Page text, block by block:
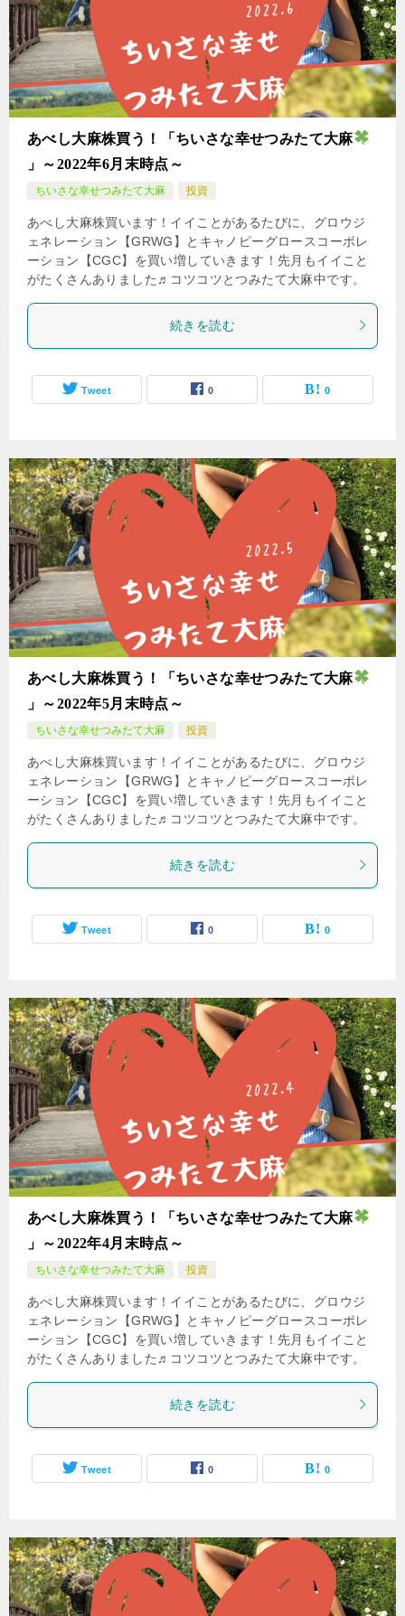
あべし大麻株買う！「ちいさな幸せつみたて大麻
」～2022年6月末時点～
ちいさな幸せつみたて大麻 投資
あべし大麻株買います！イイことがあるたびに、グロウジ
ェネレーション【GRWG】とキャノピーグロースコーポレ
ーション【CGC】を買い増していきます！先月もイイこと
がたくさんありました♬コツコツとつみたて大麻中です。
続きを読む
Tweet 0 0
あべし大麻株買う！「ちいさな幸せつみたて大麻
」～2022年5月末時点～
ちいさな幸せつみたて大麻 投資
あべし大麻株買います！イイことがあるたびに、グロウジ
ェネレーション【GRWG】とキャノピーグロースコーポレ
ーション【CGC】を買い増していきます！先月もイイこと
がたくさんありました♬コツコツとつみたて大麻中です。
続きを読む
Tweet 0 0
あべし大麻株買う！「ちいさな幸せつみたて大麻
」～2022年4月末時点～
ちいさな幸せつみたて大麻 投資
あべし大麻株買います！イイことがあるたびに、グロウジ
ェネレーション【GRWG】とキャノピーグロースコーポレ
ーション【CGC】を買い増していきます！先月もイイこと
がたくさんありました♬コツコツとつみたて大麻中です。
続きを読む
Tweet 0 0